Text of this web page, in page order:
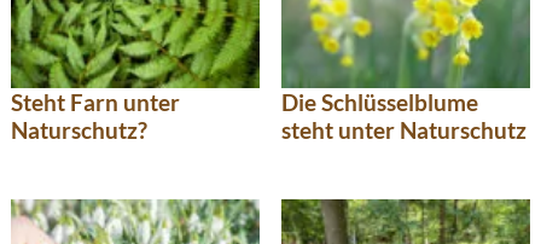
Steht Farn unter
Naturschutz?
Die Schlüsselblume
steht unter Naturschutz